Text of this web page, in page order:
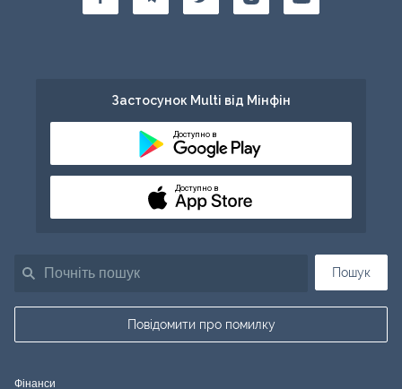
Пошук
Повідомити про помилку
Застосунок Multi від Мінфін
Доступно в
Доступно в
Фінанси